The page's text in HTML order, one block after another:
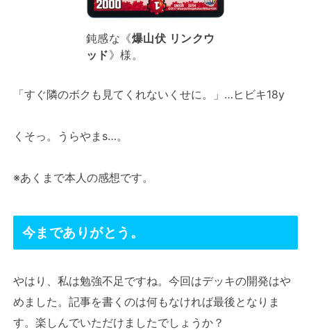
鈍感な《爆山伏 リンクウ
ッド》様。
「すぐ隣のボクも見てくれないくせに。」…ヒビキ18y
くそっ。うらやまs…。
※あくまで本人の感想です。
今までありがとう。
やはり、私は勉強不足ですね。今回はデッキの開発はや
めました。記事を書くのは何もなければ最後となりま
す。楽しんでいただけましたでしょうか？